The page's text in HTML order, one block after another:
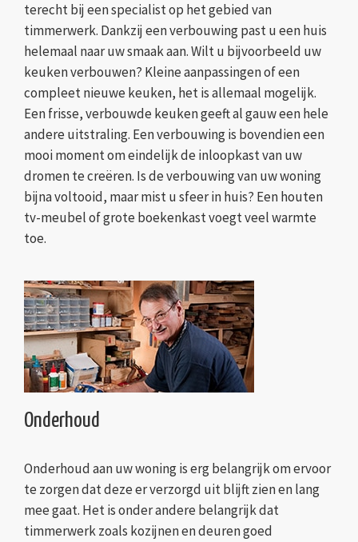
terecht bij een specialist op het gebied van
timmerwerk. Dankzij een verbouwing past u een huis
helemaal naar uw smaak aan. Wilt u bijvoorbeeld uw
keuken verbouwen? Kleine aanpassingen of een
compleet nieuwe keuken, het is allemaal mogelijk.
Een frisse, verbouwde keuken geeft al gauw een hele
andere uitstraling. Een verbouwing is bovendien een
mooi moment om eindelijk de inloopkast van uw
dromen te creëren. Is de verbouwing van uw woning
bijna voltooid, maar mist u sfeer in huis? Een houten
tv-meubel of grote boekenkast voegt veel warmte
toe.
Onderhoud
Onderhoud aan uw woning is erg belangrijk om ervoor
te zorgen dat deze er verzorgd uit blijft zien en lang
mee gaat. Het is onder andere belangrijk dat
timmerwerk zoals kozijnen en deuren goed